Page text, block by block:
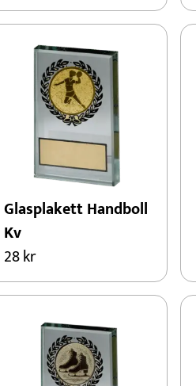
Glasplakett Handboll
Kv
28kr